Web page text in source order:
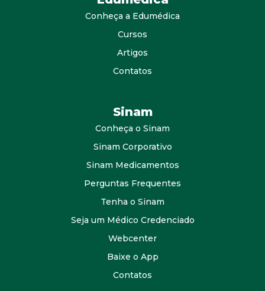
Conheça a Edumédica
Cursos
Artigos
Contatos
Sinam
Conheça o Sinam
Sinam Corporativo
Sinam Medicamentos
Perguntas Frequentes
Tenha o Sinam
Seja um Médico Credenciado
Webcenter
Baixe o App
Contatos